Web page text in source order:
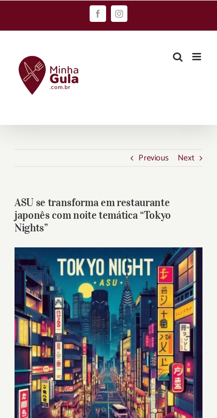
FacebookInstagram
Previous Next
ASU se transforma em restaurante
japonês com noite temática “Tokyo
Nights”
Larger
Image